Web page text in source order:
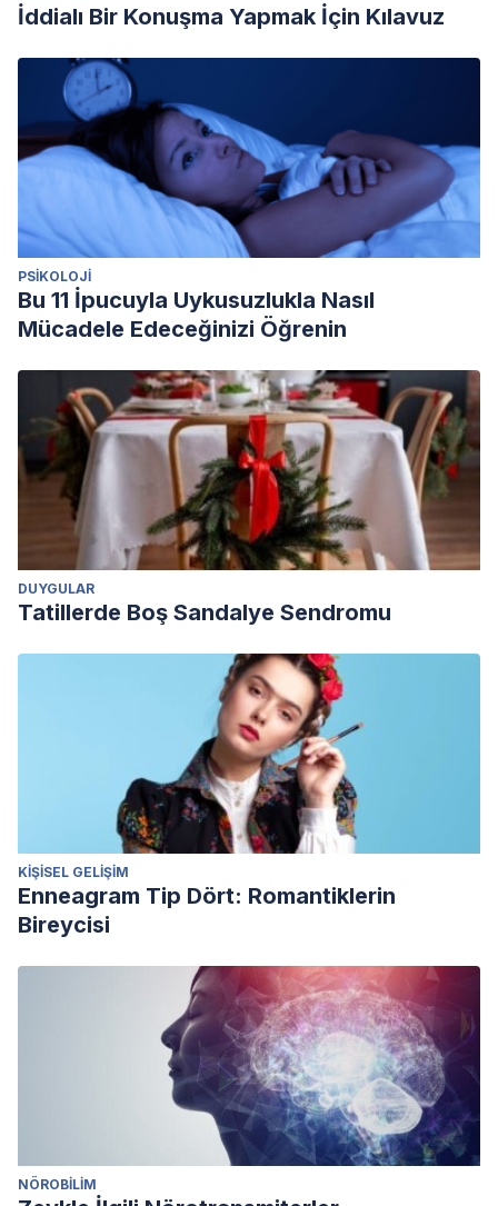
İddialı Bir Konuşma Yapmak İçin Kılavuz
PSIKOLOJI
Bu 11 İpucuyla Uykusuzlukla Nasıl
Mücadele Edeceğinizi Öğrenin
DUYGULAR
Tatillerde Boş Sandalye Sendromu
KIŞISEL GELIŞIM
Enneagram Tip Dört: Romantiklerin
Bireycisi
NÖROBILIM